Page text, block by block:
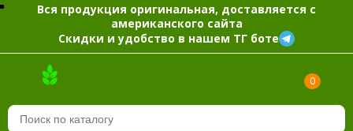
Вся продукция оригинальная, доставляется с
американского сайта
Скидки и удобство в нашем ТГ боте
0